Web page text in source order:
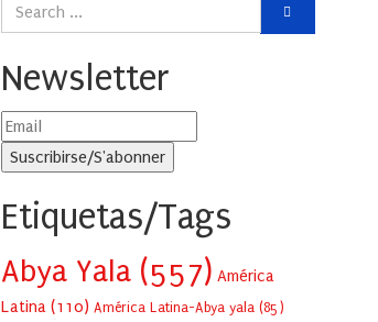
Newsletter
Etiquetas/Tags
Abya Yala (557) América
Latina (110) América Latina-Abya yala (85)